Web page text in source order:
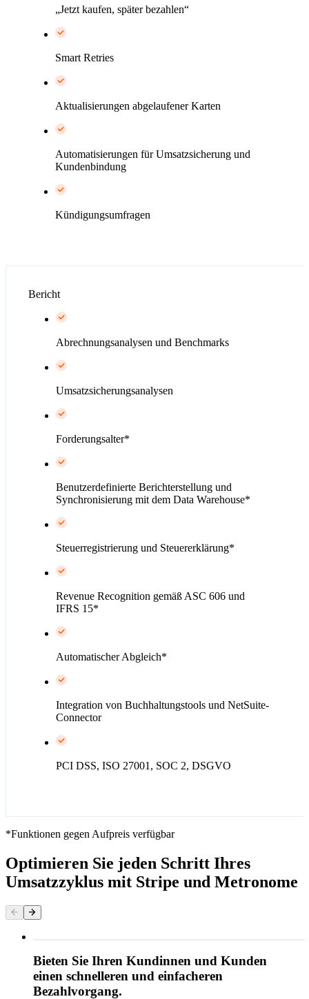
„Jetzt kaufen, später bezahlen“
Smart Retries
Aktualisierungen abgelaufener Karten
Automatisierungen für Umsatzsicherung und
Kundenbindung
Kündigungsumfragen
Bericht
Abrechnungsanalysen und Benchmarks
Umsatzsicherungsanalysen
Forderungsalter*
Benutzerdefinierte Berichterstellung und
Synchronisierung mit dem Data Warehouse*
Steuerregistrierung und Steuererklärung*
Revenue Recognition gemäß ASC 606 und
IFRS 15*
Automatischer Abgleich*
Integration von Buchhaltungstools und NetSuite-
Connector
PCI DSS, ISO 27001, SOC 2, DSGVO
*Funktionen gegen Aufpreis verfügbar
Optimieren Sie jeden Schritt Ihres
Umsatzzyklus mit Stripe und Metronome
Kontaktinformation
E-Mail
Bieten Sie Ihren Kundinnen und Kunden
einen schnelleren und einfacheren
Bezahlvorgang.